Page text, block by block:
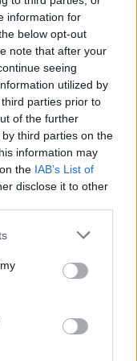
information for
below opt-out
note that after your
seeing
utilized by
parties prior to
of the further
third parties on the
information may
the IAB’s List of
disclose it to other
τρόπους που
συζήτηση,
πραγματική ζωή.
ενδιαφέρον για
από ένα απλό,
παραπάνω. Καλή
για καλό
για ένα πιο